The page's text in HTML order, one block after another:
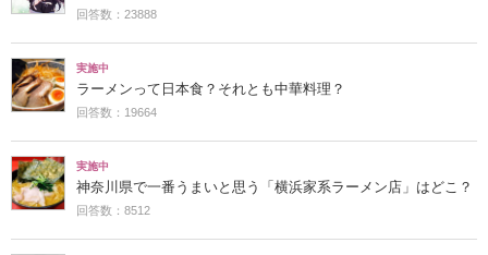
回答数：23888
実施中
ラーメンって日本食？それとも中華料理？
回答数：19664
実施中
神奈川県で一番うまいと思う「横浜家系ラーメン店」はどこ？
回答数：8512